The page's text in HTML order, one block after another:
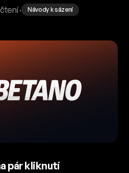
· Návody k sázení
pár kliknutí